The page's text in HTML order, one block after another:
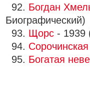
92. Богдан
93. Щорс - 1939
94.
95. Богатая